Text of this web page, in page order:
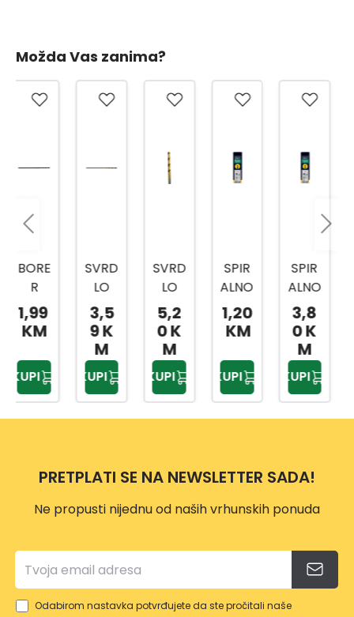
Možda Vas zanima?
SVRD
LO
ZA
MET
HSS
DIN
338
5,0M
3,5
9 K
KUPI
SVRD
LO
ZA
MET
AL
HSS
DM
6,0M
M
5,2
0 K
M
KUPI
SPIR
ALNO
SVRD
LO
HSS
1,3M
M
SPRI
NT
10/1
1,20
KM
KUPI
SPIR
ALNO
SVRD
LO
7,2
MM
SPRI
NT
3,8
0 K
KUPI
SVRD
LO
ZA
MET
AL
HSS
DM
9,5M
M
6,5
0 K
M
KUPI
PRETPLATI SE NA NEWSLETTER SADA!
Ne propusti nijednu od naših vrhunskih ponuda
Odabirom nastavka potvrđujete da ste pročitali naše